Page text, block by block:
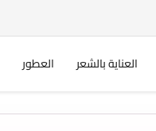
العناية بالشعر العطور